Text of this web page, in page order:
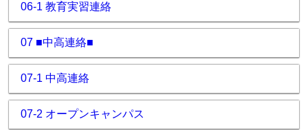
06-1 教育実習連絡
07 ■中高連絡■
07-1 中高連絡
07-2 オープンキャンパス